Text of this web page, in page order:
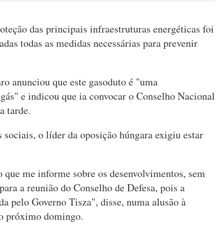
das principais infraestruturas energéticas foi
todas as medidas necessárias para prevenir
anunciou que este gasoduto é "uma
e indicou que ia convocar o Conselho Nacional
tarde.
sociais, o líder da oposição húngara exigiu estar
me informe sobre os desenvolvimentos, sem
a reunião do Conselho de Defesa, pois a
pelo Governo Tisza", disse, numa alusão à
próximo domingo.